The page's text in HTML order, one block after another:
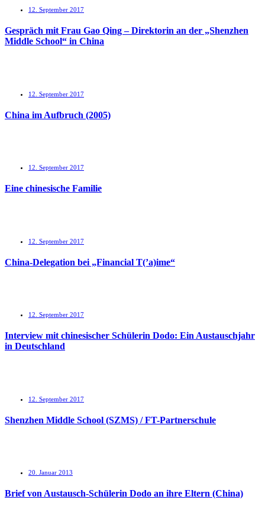
12. September 2017
Gespräch mit Frau Gao Qing – Direktorin an der „Shenzhen
Middle School“ in China
12. September 2017
China im Aufbruch (2005)
12. September 2017
Eine chinesische Familie
12. September 2017
China-Delegation bei „Financial T(’a)ime“
12. September 2017
Interview mit chinesischer Schülerin Dodo: Ein Austauschjahr
in Deutschland
12. September 2017
Shenzhen Middle School (SZMS) / FT-Partnerschule
20. Januar 2013
Brief von Austausch-Schülerin Dodo an ihre Eltern (China)